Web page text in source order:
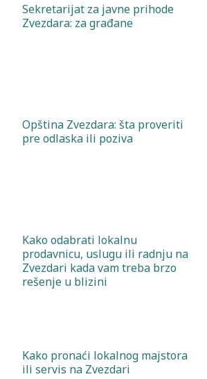
Sekretarijat za javne prihode
Zvezdara: za građane
Opština Zvezdara: šta proveriti
pre odlaska ili poziva
Kako odabrati lokalnu
prodavnicu, uslugu ili radnju na
Zvezdari kada vam treba brzo
rešenje u blizini
Kako pronaći lokalnog majstora
ili servis na Zvezdari